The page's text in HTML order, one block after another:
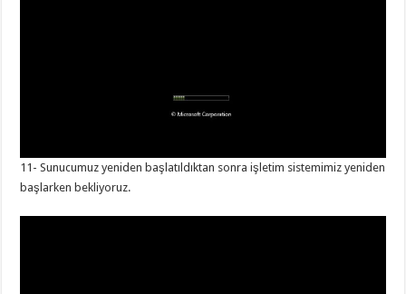
11- Sunucumuz yeniden başlatıldıktan sonra işletim sistemimiz yeniden
başlarken bekliyoruz.